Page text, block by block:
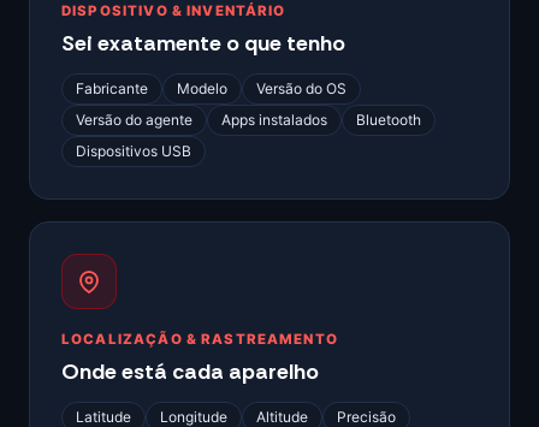
DISPOSITIVO & INVENTÁRIO
Sei exatamente o que tenho
Fabricante Modelo
Versão do OS
Versão do agente
Apps instalados
Bluetooth
Dispositivos USB
LOCALIZAÇÃO & RASTREAMENTO
Onde está cada aparelho
Latitude Longitude Altitude
Precisão